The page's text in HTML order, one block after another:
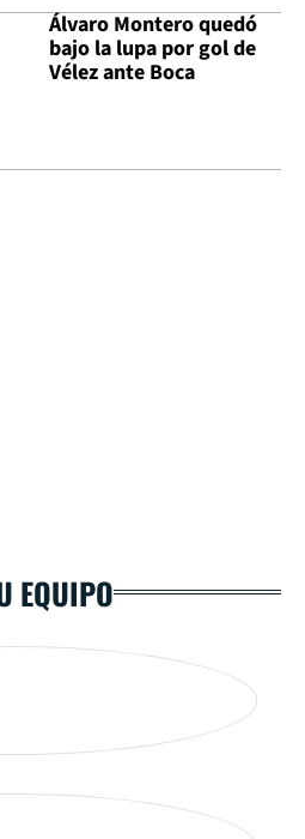
Álvaro Montero quedó
bajo la lupa por gol de
Vélez ante Boca
EQUIPO